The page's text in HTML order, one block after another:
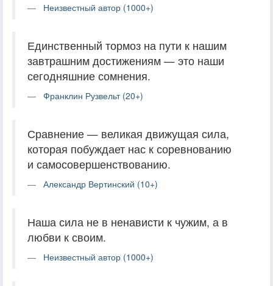
Неизвестный автор (1000+)
Единственный тормоз на пути к нашим
завтрашним достижениям — это наши
сегодняшние сомнения.
Франклин Рузвельт (20+)
Сравнение — великая движущая сила,
которая побуждает нас к соревнованию
и самосовершенствованию.
Александр Вертинский (10+)
Наша сила не в ненависти к чужим, а в
любви к своим.
Неизвестный автор (1000+)